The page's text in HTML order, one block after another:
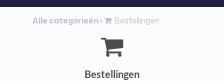
Alle categorieën​>​ ​Bestellingen
Bestellingen